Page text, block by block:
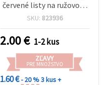
červené listy na ružovom
podklade, 120 g/m², na
tvorenie, 56 × 76 cm, HP08
SKU: 823936
2.00€ 1-2 kus
ZĽAVY
PRE MNOŽSTVO
1.60 €- 20 %3 kus +